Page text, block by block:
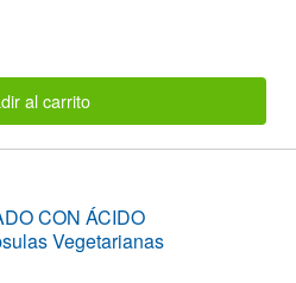
al carrito
CON ÁCIDO
Vegetarianas